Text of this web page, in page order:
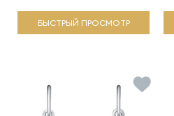
БЫСТРЫЙ ПРОСМОТР